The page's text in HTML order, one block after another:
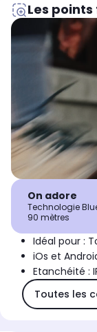
Les
On adore
Technologie
90 mètres
Idéal pour :
iOs et
Etanchéité :
Toutes les